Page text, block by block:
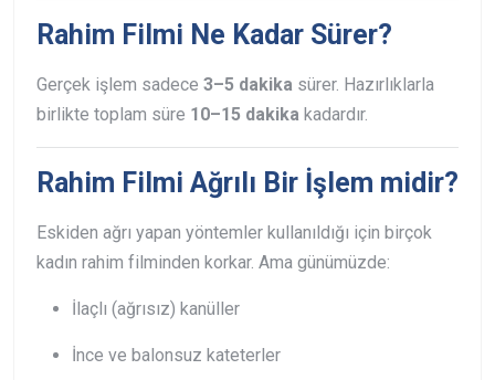
Rahim Filmi Ne Kadar Sürer?
Gerçek işlem sadece 3–5 dakika sürer. Hazırlıklarla
birlikte toplam süre 10–15 dakika kadardır.
Rahim Filmi Ağrılı Bir İşlem midir?
Eskiden ağrı yapan yöntemler kullanıldığı için birçok
kadın rahim filminden korkar. Ama günümüzde:
İlaçlı (ağrısız) kanüller
İnce ve balonsuz kateterler